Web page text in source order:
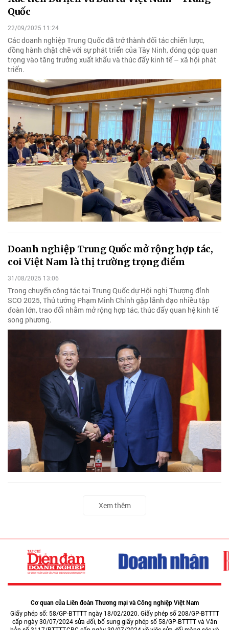
Quốc
22/09/2025 11:24
Các doanh nghiệp Trung Quốc đã trở thành đối tác chiến lược,
đồng hành chặt chẽ với sự phát triển của Tây Ninh, đóng góp quan
trọng vào tăng trưởng xuất khẩu và thúc đẩy kinh tế – xã hội phát
triển.
Doanh nghiệp Trung Quốc mở rộng hợp tác,
coi Việt Nam là thị trường trọng điểm
31/08/2025 13:06
Trong chuyến công tác tại Trung Quốc dự Hội nghị Thượng đỉnh
SCO 2025, Thủ tướng Phạm Minh Chính gặp lãnh đạo nhiều tập
đoàn lớn, trao đổi nhằm mở rộng hợp tác, thúc đẩy quan hệ kinh tế
song phương.
Xem thêm
Cơ quan của Liên đoàn Thương mại và Công nghiệp Việt Nam
Giấy phép số: 58/GP-BTTTT ngày 18/02/2020. Giấy phép số 208/GP-BTTTT
cấp ngày 30/07/2024 sửa đổi, bổ sung giấy phép số 58/GP-BTTTT và Văn